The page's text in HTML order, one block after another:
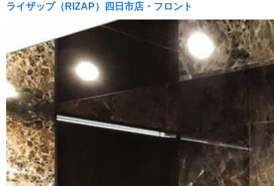
ライザップ（RIZAP）四日市店・フロント